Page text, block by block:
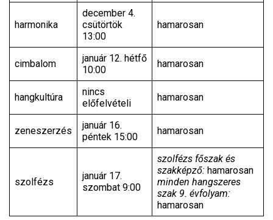
harmonika
december 4.
csütörtök
13:00
hamarosan
cimbalom
január 12. hétfő
10:00
hamarosan
hangkultúra
nincs
előfelvételi
hamarosan
zeneszerzés
január 16.
péntek 15:00
hamarosan
szolfézs
január 17.
szombat 9:00
szolfézs főszak és
szakképző: hamarosan
minden hangszeres
szak 9. évfolyam:
hamarosan